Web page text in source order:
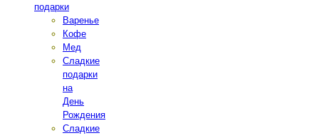
подарки
Варенье
Кофе
Мед
Сладкие
подарки
на
День
Рождения
Сладкие